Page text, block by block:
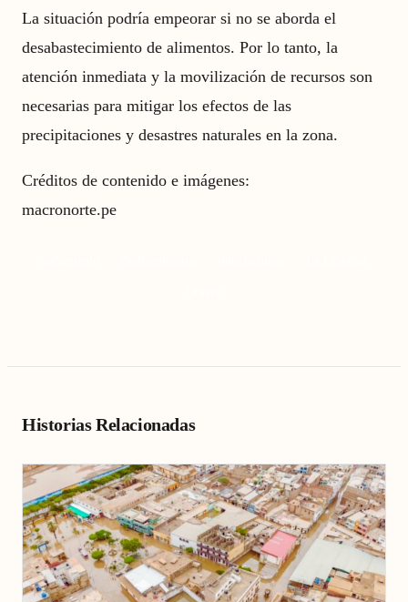
La situación podría empeorar si no se aborda el
desabastecimiento de alimentos. Por lo tanto, la
atención inmediata y la movilización de recursos son
necesarias para mitigar los efectos de las
precipitaciones y desastres naturales en la zona.
Créditos de contenido e imágenes:
macronorte.pe
Historias Relacionadas